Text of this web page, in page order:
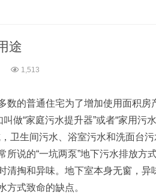
途
1,513
数的普通住宅为了增加使用面积房
做“家庭污水提升器”或者“家用污
卫生间污水、浴室污水和洗面台污
说的“一坑两泵”地下污水排放方
清掏和异味。地下室本身无窗，异
式致命的缺点。